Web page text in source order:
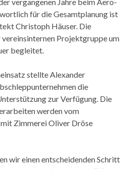
für die Gesamtplanung ist
Christoph Häuser. Die
Projektgruppe um
begleitet.
stellte Alexander
die
zur Verfügung. Die
werden vom
Zimmerei Oliver Dröse
wir einen entscheidenden Schritt